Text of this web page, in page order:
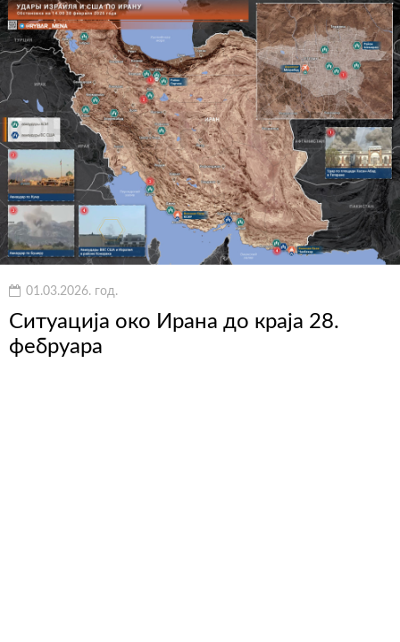
01.03.2026. год.
Ситуација око Ирана до краја 28.
фебруара